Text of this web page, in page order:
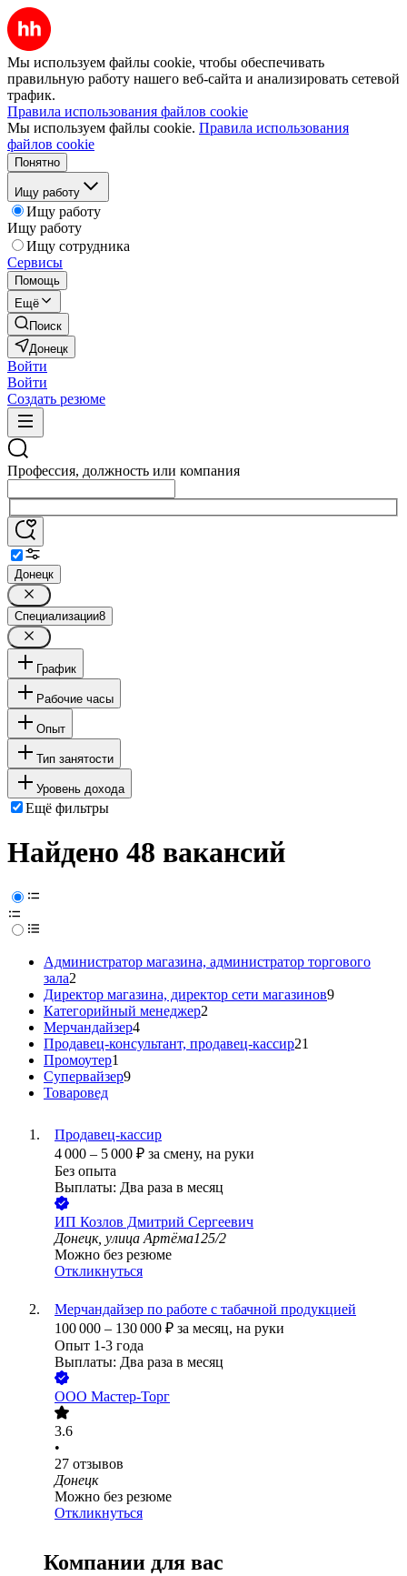
Мы используем файлы cookie, чтобы обеспечивать
правильную работу нашего веб-сайта и анализировать сетевой
трафик.
Правила использования файлов cookie
Мы используем файлы cookie. Правила использования
файлов cookie
Понятно
Ищу работу
Ищу работу
Ищу работу
Ищу сотрудника
Сервисы
Помощь
Ещё
Поиск
Донецк
Войти
Войти
Создать резюме
Профессия, должность или компания
Донецк
Специализации8
График
Рабочие часы
Опыт
Тип занятости
Уровень дохода
Ещё фильтры
Найдено 48 вакансий
Администратор магазина, администратор торгового
зала2
Директор магазина, директор сети магазинов9
Категорийный менеджер2
Мерчандайзер4
Продавец-консультант, продавец-кассир21
Промоутер1
Супервайзер9
Товаровед
Продавец-кассир
4 000 – 5 000 ₽ за смену, на руки
Без опыта
Выплаты: Два раза в месяц
ИП Козлов Дмитрий Сергеевич
Донецк, улица Артёма125/2
Можно без резюме
Откликнуться
Мерчандайзер по работе с табачной продукцией
100 000 – 130 000 ₽ за месяц, на руки
Опыт 1-3 года
Выплаты: Два раза в месяц
ООО Мастер-Торг
3.6
•
27 отзывов
Донецк
Можно без резюме
Откликнуться
Компании для вас